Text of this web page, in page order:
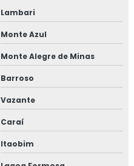
Lambari
Monte Azul
Monte Alegre de Minas
Barroso
Vazante
Caraí
Itaobim